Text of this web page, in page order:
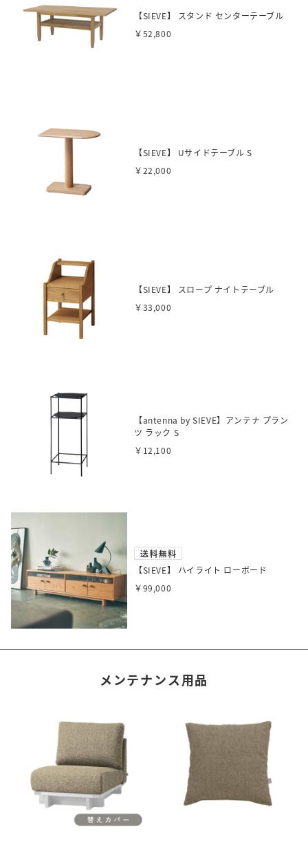
【SIEVE】 スタンド センターテーブル
￥52,800
【SIEVE】 Uサイドテーブル S
￥22,000
【SIEVE】 スロープ ナイトテーブル
￥33,000
【antenna by SIEVE】アンテナ プラン
ツ ラック S
￥12,100
【SIEVE】 ハイライト ローボード
￥99,000
メンテナンス用品